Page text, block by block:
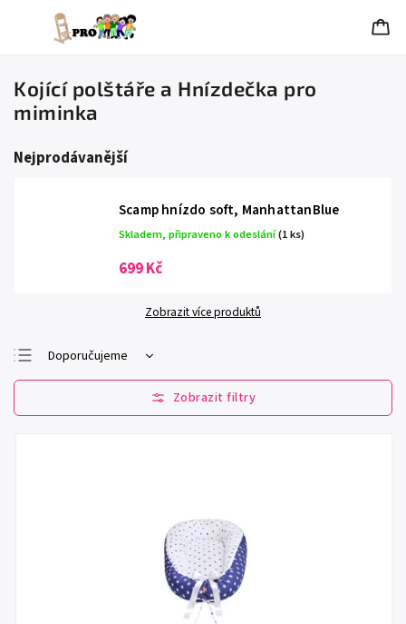
Kojící polštáře a Hnízdečka pro
miminka
Nejprodávanější
Scamp hnízdo soft, ManhattanBlue
Skladem, připraveno k odeslání(1 ks)
699 Kč
Zobrazit více produktů
Doporučujeme
Nejlevnější
Nejdražší